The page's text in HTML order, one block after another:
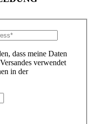
dass meine Daten
verwendet
in der